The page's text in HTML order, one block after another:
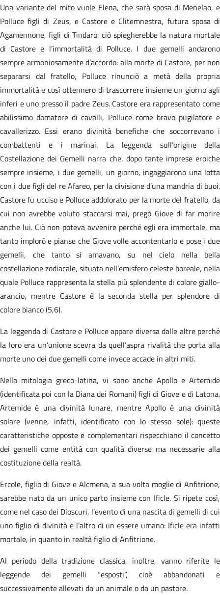
Una variante del mito vuole Elena, che sarà sposa di Menelao, e
Polluce figli di Zeus, e Castore e Clitemnestra, futura sposa di
Agamennone, figli di Tindaro: ciò spiegherebbe la natura mortale
di Castore e l’immortalità di Polluce. I due gemelli andarono
sempre armoniosamente d’accordo: alla morte di Castore, per non
separarsi dal fratello, Polluce rinunciò a metà della propria
immortalità e così ottennero di trascorrere insieme un giorno agli
inferi e uno presso il padre Zeus. Castore era rappresentato come
abilissimo domatore di cavalli, Polluce come bravo pugilatore e
cavallerizzo. Essi erano divinità benefiche che soccorrevano i
combattenti e i marinai. La leggenda sull’origine della
Costellazione dei Gemelli narra che, dopo tante imprese eroiche
sempre insieme, i due gemelli, un giorno, ingaggiarono una lotta
con i due figli del re Afareo, per la divisione d’una mandria di buoi.
Castore fu ucciso e Polluce addolorato per la morte del fratello, da
cui non avrebbe voluto staccarsi mai, pregò Giove di far morire
anche lui. Ciò non poteva avvenire perché egli era immortale, ma
tanto implorò e pianse che Giove volle accontentarlo e pose i due
gemelli, che tanto si amavano, su nel cielo nella bella
costellazione zodiacale, situata nell’emisfero celeste boreale, nella
quale Polluce rappresenta la stella più splendente di colore giallo-
arancio, mentre Castore è la seconda stella per splendore di
colore bianco (5,6).
La leggenda di Castore e Polluce appare diversa dalle altre perché
la loro era un’unione scevra da quell’aspra rivalità che porta alla
morte uno dei due gemelli come invece accade in altri miti.
Nella mitologia greco-latina, vi sono anche Apollo e Artemide
(identificata poi con la Diana dei Romani) figli di Giove e di Latona.
Artemide è una divinità lunare, mentre Apollo è una divinità
solare (venne, infatti, identificato con lo stesso sole): queste
caratteristiche opposte e complementari rispecchiano il concetto
dei gemelli come entità con qualità diverse ma necessarie alla
costituzione della realtà.
Ercole, figlio di Giove e Alcmena, a sua volta moglie di Anfitrione,
sarebbe nato da un unico parto insieme con Ificle. Si ripete così,
come nel caso dei Dioscuri, l’evento di una nascita di gemelli di cui
uno figlio di divinità e l’altro di un essere umano: Ificle era infatti
mortale, in quanto in realtà figlio di Anfitrione.
Al periodo della tradizione classica, inoltre, vanno riferite le
leggende dei gemelli “esposti”, cioè abbandonati e
successivamente allevati da un animale o da un pastore.